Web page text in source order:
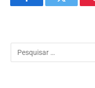
FacebookTwitter